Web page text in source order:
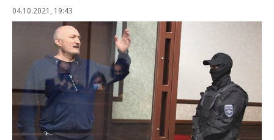
04.10.2021, 19:43